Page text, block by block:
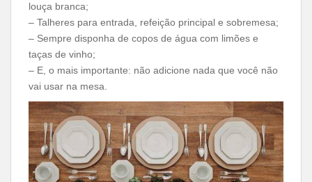
louça branca;
– Talheres para entrada, refeição principal e sobremesa;
– Sempre disponha de copos de água com limões e
taças de vinho;
– E, o mais importante: não adicione nada que você não
vai usar na mesa.